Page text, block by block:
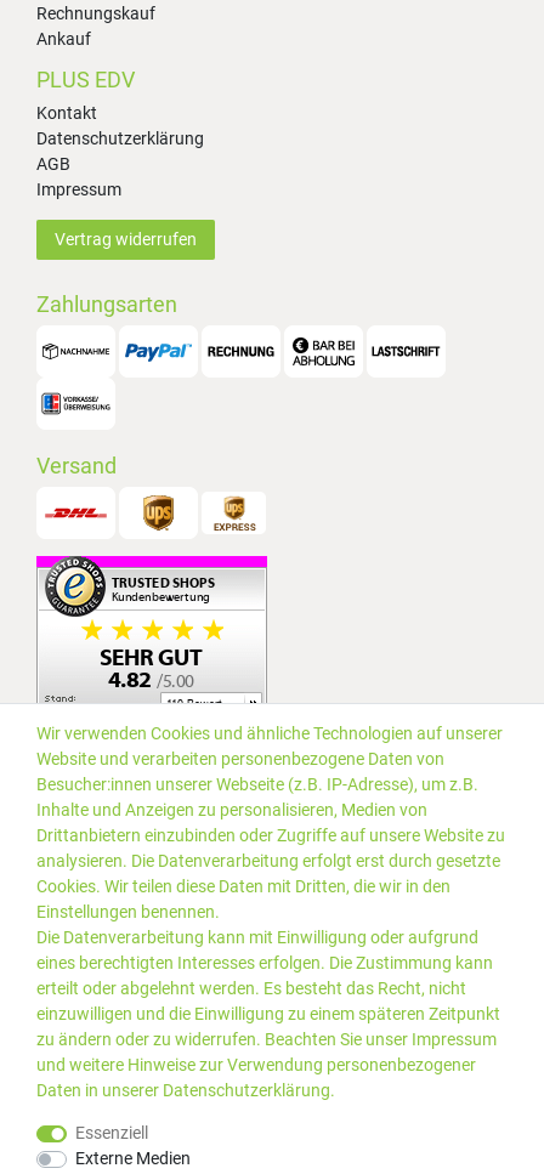
Rechnungskauf
Ankauf
PLUS EDV
Kontakt
Datenschutzerklärung
AGB
Impressum
Vertrag widerrufen
Zahlungsarten
Versand
MwSt. zzgl.Versandkosten
Wir verwenden Cookies und ähnliche Technologien auf unserer
Website und verarbeiten personenbezogene Daten von
Besucher:innen unserer Webseite (z.B. IP-Adresse), um z.B.
Inhalte und Anzeigen zu personalisieren, Medien von
Drittanbietern einzubinden oder Zugriffe auf unsere Website zu
analysieren. Die Datenverarbeitung erfolgt erst durch gesetzte
Cookies. Wir teilen diese Daten mit Dritten, die wir in den
Einstellungen benennen.
Die Datenverarbeitung kann mit Einwilligung oder aufgrund
eines berechtigten Interesses erfolgen. Die Zustimmung kann
erteilt oder abgelehnt werden. Es besteht das Recht, nicht
einzuwilligen und die Einwilligung zu einem späteren Zeitpunkt
zu ändern oder zu widerrufen. Beachten Sie unser Impressum
und weitere Hinweise zur Verwendung personenbezogener
Daten in unserer Daten­schutz­erklärung.
Essenziell
Externe Medien